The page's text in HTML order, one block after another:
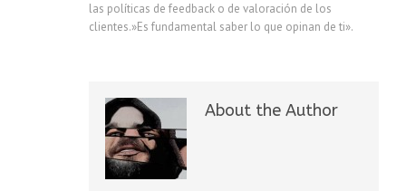
las políticas de feedback o de valoración de los
clientes.»Es fundamental saber lo que opinan de ti».
About the Author